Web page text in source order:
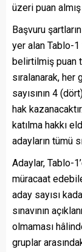
üzeri puan
Başvuru
yer alan Tablo-
belirtilmiş puan
sıralanarak, her
sayısının 4
hak
katılma hakkı
adayların tümü
Adaylar, Tablo-
müracaat
aday sayısı
sınavının
olmaması
gruplar